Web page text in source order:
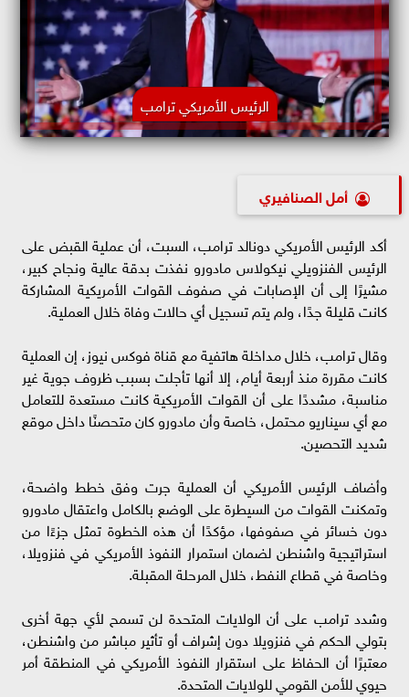
الرئيس الأمريكي ترامب
أمل الصنافيري
أكد الرئيس الأمريكي دونالد ترامب، السبت، أن عملية القبض على
الرئيس الفنزويلي نيكولاس مادورو نفذت بدقة عالية ونجاح كبير،
مشيرًا إلى أن الإصابات في صفوف القوات الأمريكية المشاركة
كانت قليلة جدًا، ولم يتم تسجيل أي حالات وفاة خلال العملية.
وقال ترامب، خلال مداخلة هاتفية مع قناة فوكس نيوز، إن العملية
كانت مقررة منذ أربعة أيام، إلا أنها تأجلت بسبب ظروف جوية غير
مناسبة، مشددًا على أن القوات الأمريكية كانت مستعدة للتعامل
مع أي سيناريو محتمل، خاصة وأن مادورو كان متحصنًا داخل موقع
شديد التحصين.
وأضاف الرئيس الأمريكي أن العملية جرت وفق خطط واضحة،
وتمكنت القوات من السيطرة على الوضع بالكامل واعتقال مادورو
دون خسائر في صفوفها، مؤكدًا أن هذه الخطوة تمثل جزءًا من
استراتيجية واشنطن لضمان استمرار النفوذ الأمريكي في فنزويلا،
وخاصة في قطاع النفط، خلال المرحلة المقبلة.
وشدد ترامب على أن الولايات المتحدة لن تسمح لأي جهة أخرى
بتولي الحكم في فنزويلا دون إشراف أو تأثير مباشر من واشنطن،
معتبرًا أن الحفاظ على استقرار النفوذ الأمريكي في المنطقة أمر
حيوي للأمن القومي للولايات المتحدة.